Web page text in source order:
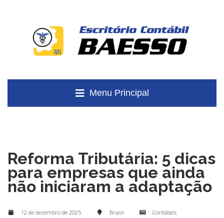
Menu Principal
Reforma Tributária: 5 dicas
para empresas que ainda
não iniciaram a adaptação
12 de dezembro de 2025 Brasil Contábeis